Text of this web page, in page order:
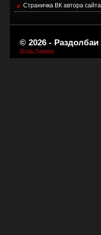
Страничка ВК автора сайта
© 2026 - Раздолбаи
Игорь Чувакин